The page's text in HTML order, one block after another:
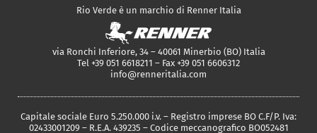
Rio Verde è un marchio di Renner Italia
via Ronchi Inferiore, 34 – 40061 Minerbio (BO) Italia
Tel +39 051 6618211 – Fax +39 051 6606312
info@renneritalia.com
Capitale sociale Euro 5.250.000 i.v. – Registro imprese BO C.F/P. Iva:
02433001209 – R.E.A. 439235 – Codice meccanografico BO052481